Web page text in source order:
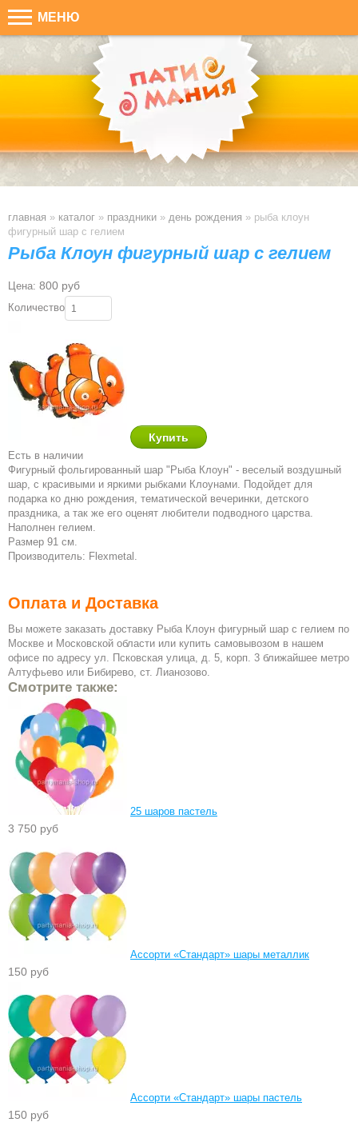
МЕНЮ
главная » каталог » праздники » день рождения » рыба клоун
фигурный шар с гелием
Рыба Клоун фигурный шар с гелием
Цена: 800 руб
Количество
Есть в наличии
Фигурный фольгированный шар "Рыба Клоун" - веселый воздушный
шар, с красивыми и яркими рыбками Клоунами. Подойдет для
подарка ко дню рождения, тематической вечеринки, детского
праздника, а так же его оценят любители подводного царства.
Наполнен гелием.
Размер 91 см.
Производитель: Flexmetal.
Оплата и Доставка
Вы можете заказать доставку Рыба Клоун фигурный шар с гелием по
Москве и Московской области или купить самовывозом в нашем
офисе по адресу ул. Псковская улица, д. 5, корп. 3 ближайшее метро
Алтуфьево или Бибирево, ст. Лианозово.
Смотрите также:
25 шаров пастель
3 750 руб
Ассорти «Стандарт» шары металлик
150 руб
Ассорти «Стандарт» шары пастель
150 руб